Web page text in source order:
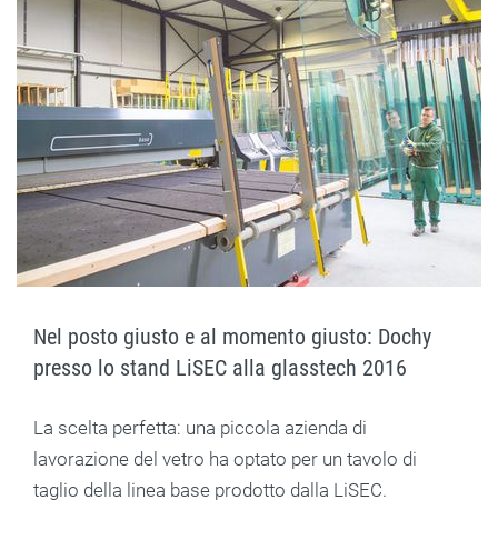
Nel posto giusto e al momento giusto: Dochy
presso lo stand LiSEC alla glasstech 2016
La scelta perfetta: una piccola azienda di
lavorazione del vetro ha optato per un tavolo di
taglio della linea base prodotto dalla LiSEC.